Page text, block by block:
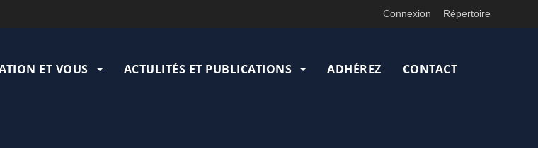
Connexion Répertoire
ET VOUS ACTULITÉS ET PUBLICATIONS ADHÉREZ CONTACT